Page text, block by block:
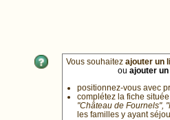
Vous souhaitez ajouter un
ou ajouter
positionnez-vous avec
complétez la fiche
"Château de Fournels",
les familles y ayant